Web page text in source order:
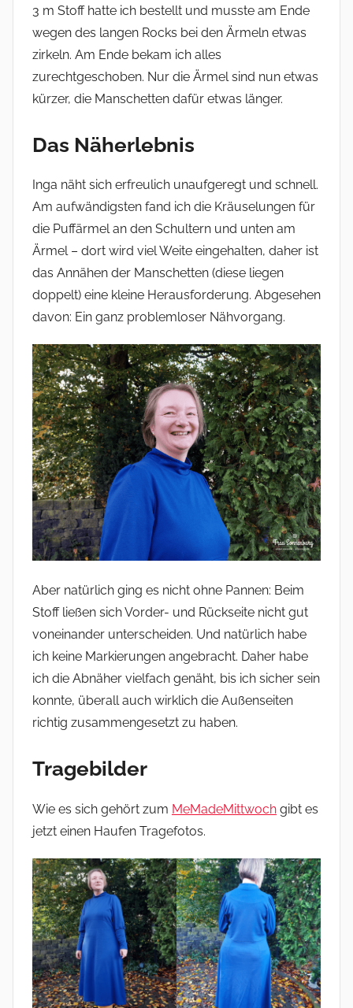
3 m Stoff hatte ich bestellt und musste am Ende
wegen des langen Rocks bei den Ärmeln etwas
zirkeln. Am Ende bekam ich alles
zurechtgeschoben. Nur die Ärmel sind nun etwas
kürzer, die Manschetten dafür etwas länger.
Das Näherlebnis
Inga näht sich erfreulich unaufgeregt und schnell.
Am aufwändigsten fand ich die Kräuselungen für
die Puffärmel an den Schultern und unten am
Ärmel – dort wird viel Weite eingehalten, daher ist
das Annähen der Manschetten (diese liegen
doppelt) eine kleine Herausforderung. Abgesehen
davon: Ein ganz problemloser Nähvorgang.
Aber natürlich ging es nicht ohne Pannen: Beim
Stoff ließen sich Vorder- und Rückseite nicht gut
voneinander unterscheiden. Und natürlich habe
ich keine Markierungen angebracht. Daher habe
ich die Abnäher vielfach genäht, bis ich sicher sein
konnte, überall auch wirklich die Außenseiten
richtig zusammengesetzt zu haben.
Tragebilder
Wie es sich gehört zum MeMadeMittwoch gibt es
jetzt einen Haufen Tragefotos.